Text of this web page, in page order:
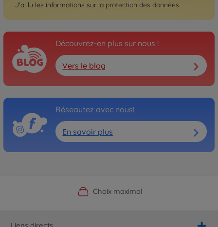
J'ai lu les informations sur la protection des données.
Découvrez-en plus sur nous !
Vers le blog
Réseautez avec nous!
En savoir plus
Boutique officielle du fabricant
Choix maximal
Service personnalisé
Livraison rapide